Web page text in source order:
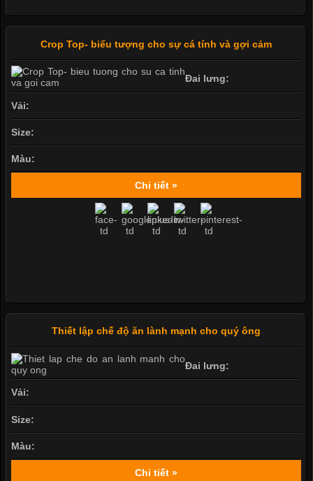
Crop Top- biểu tượng cho sự cá tính và gợi cảm
Đai lưng:
Vải:
Size:
Màu:
Chi tiết »
Thiết lập chế độ ăn lành mạnh cho quý ông
Đai lưng:
Vải:
Size:
Màu:
Chi tiết »